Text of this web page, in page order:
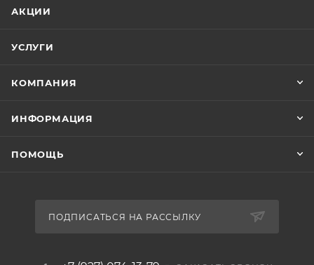
АКЦИИ
УСЛУГИ
КОМПАНИЯ
ИНФОРМАЦИЯ
ПОМОЩЬ
ПОДПИСАТЬСЯ НА РАССЫЛКУ